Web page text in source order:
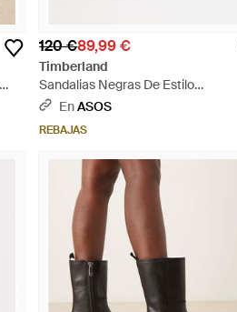
120 €89,99 €
Timberland
Sandalias Negras De Estilo
Cangrejeras De Cuero Stone Street
EnASOS
REBAJAS